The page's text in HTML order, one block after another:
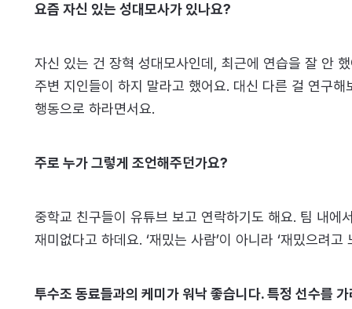
요즘 자신 있는 성대모사가 있나요?
자신 있는 건 장혁 성대모사인데, 최근에 연습을 잘 안
주변 지인들이 하지 말라고 했어요. 대신 다른 걸 연구
행동으로 하라면서요.
주로 누가 그렇게 조언해주던가요?
중학교 친구들이 유튜브 보고 연락하기도 해요. 팀 내에
재미없다고 하데요. ‘재밌는 사람’이 아니라 ‘재밌으려
투수조 동료들과의 케미가 워낙 좋습니다. 특정 선수를